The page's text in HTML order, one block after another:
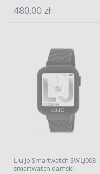
480,00 zł
Liu Jo Smartwatch SWLJ003 -
smartwatch damski